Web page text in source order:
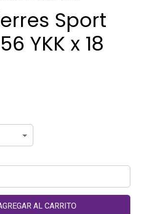
Sport
YKK x 18
AL CARRITO